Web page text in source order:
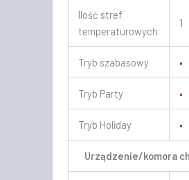
Ilość stref
temperaturowych
1
Tryb szabasowy •
Tryb Party •
Tryb Holiday •
Urządzenie/komora